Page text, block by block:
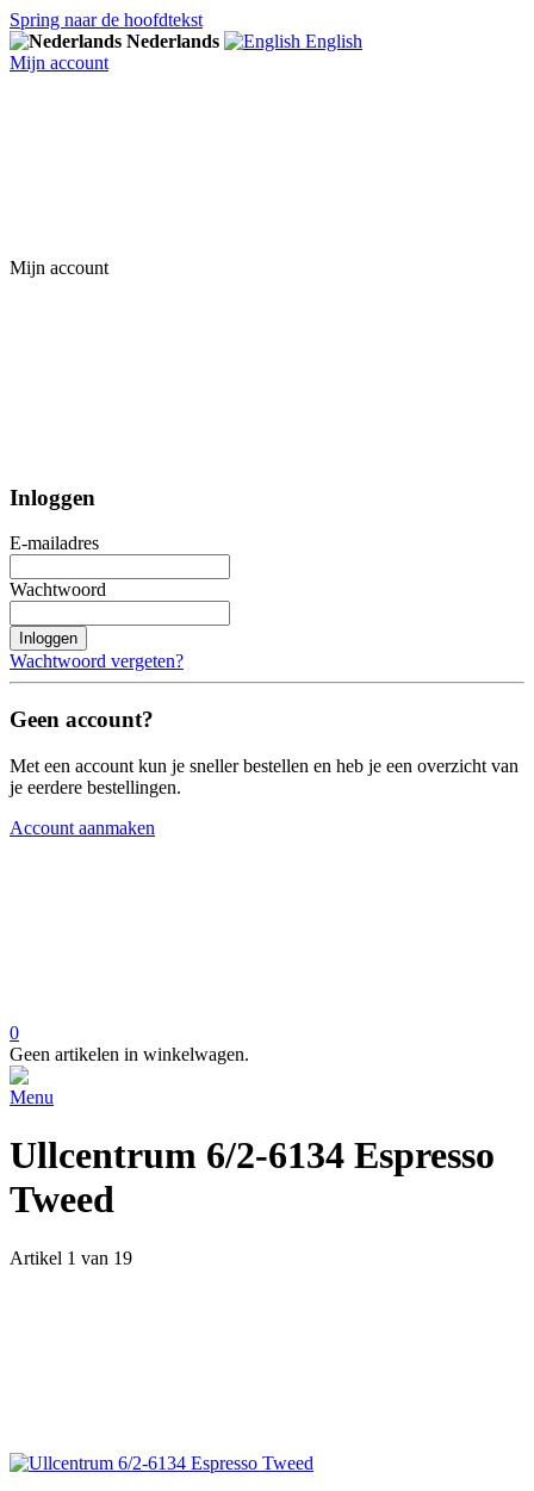
Spring naar de hoofdtekst
Nederlands
English
Mijn account
Mijn account
Inloggen
E-mailadres
Wachtwoord
Inloggen
Wachtwoord vergeten?
Geen account?
Met een account kun je sneller bestellen en heb je een overzicht van
je eerdere bestellingen.
Account aanmaken
0
Geen artikelen in winkelwagen.
Menu
Ullcentrum 6/2-6134 Espresso
Tweed
Artikel 1 van 19